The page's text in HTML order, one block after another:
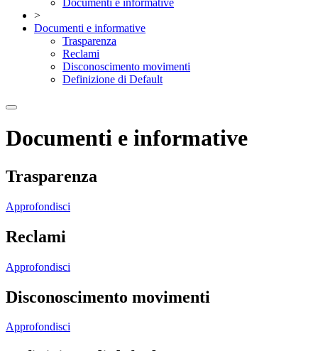
Documenti e informative
>
Documenti e informative
Trasparenza
Reclami
Disconoscimento movimenti
Definizione di Default
Documenti e informative
Trasparenza
Approfondisci
Reclami
Approfondisci
Disconoscimento movimenti
Approfondisci